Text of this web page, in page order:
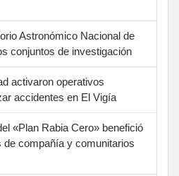
Astronómico Nacional de
conjuntos de investigación
activaron operativos
accidentes en El Vigía
«Plan Rabia Cero» benefició
de compañía y comunitarios